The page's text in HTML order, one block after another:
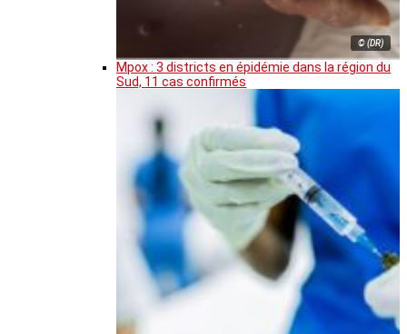
© (DR)
Mpox : 3 districts en épidémie dans la région du
Sud, 11 cas confirmés